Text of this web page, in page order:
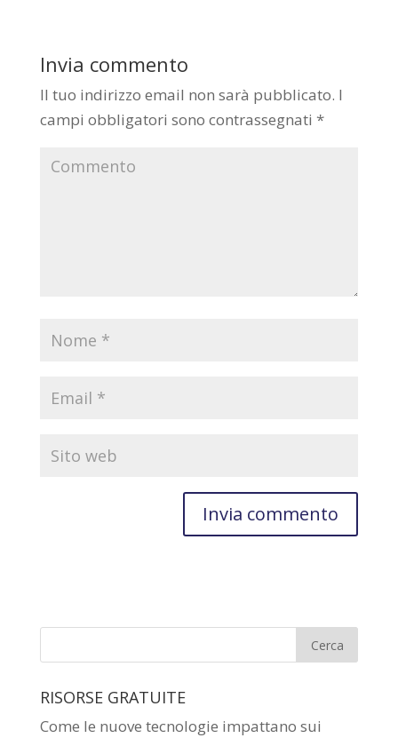
Invia commento
Il tuo indirizzo email non sarà pubblicato. I
campi obbligatori sono contrassegnati *
RISORSE GRATUITE
Come le nuove tecnologie impattano sui